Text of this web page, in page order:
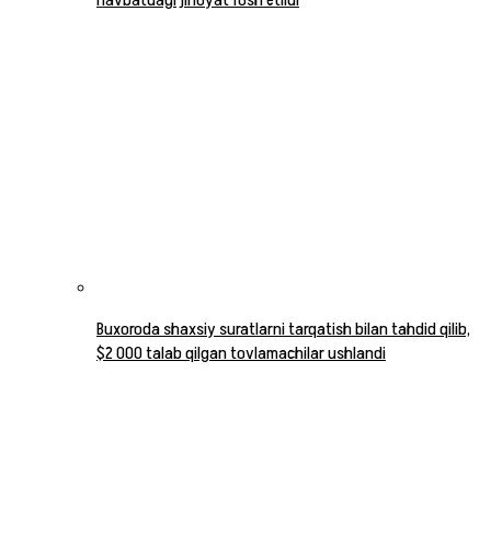
Buxoroda shaxsiy suratlarni tarqatish bilan tahdid qilib,
$2 000 talab qilgan tovlamachilar ushlandi